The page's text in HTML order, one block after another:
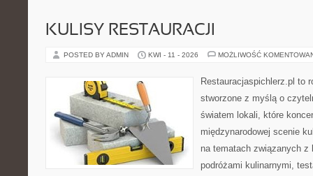
KULISY RESTAURACJI
POSTED BY ADMIN KWI - 11 - 2026 MOŻLIWOŚĆ
Restauracjaspichlerz.pl to
stworzone z myślą o
światem lokali, które
międzynarodowej scenie
na tematach związanych z
podróżami kulinarnymi,